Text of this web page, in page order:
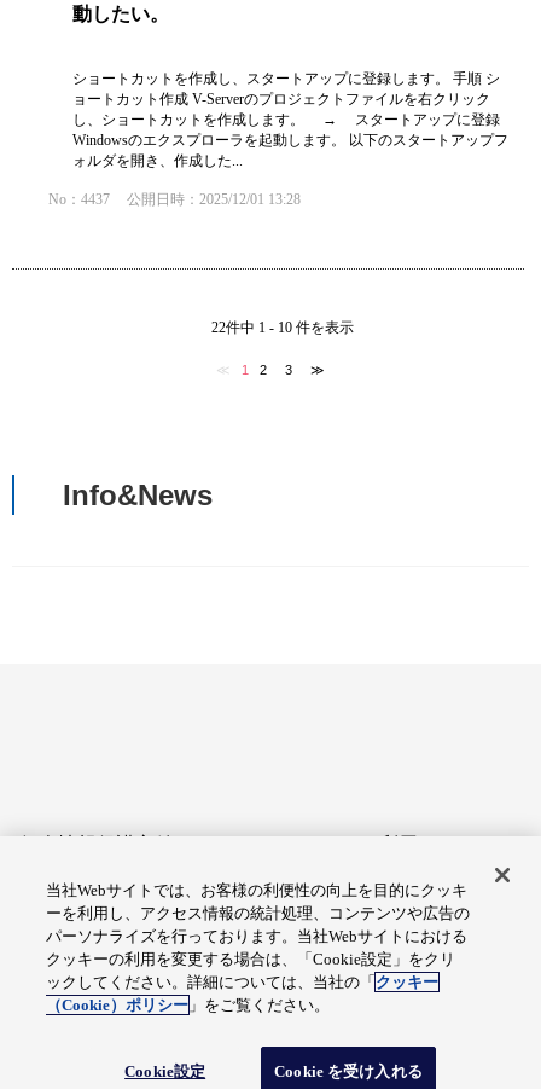
動したい。
ショートカットを作成し、スタートアップに登録します。 手順 シ
ョートカット作成 V-Serverのプロジェクトファイルを右クリック
し、ショートカットを作成します。 → スタートアップに登録
Windowsのエクスプローラを起動します。 以下のスタートアップフ
ォルダを開き、作成した...
No：4437 公開日時：2025/12/01 13:28
22件中 1 - 10 件を表示
≪ 1 2 3 ≫
Info&News
アクセシビリティへの対応
Cookie設定
総合サイトマップ
© Fuji Electric Co., Ltd.
当社Webサイトでは、お客様の利便性の向上を目的にクッキ
ーを利用し、アクセス情報の統計処理、コンテンツや広告の
パーソナライズを行っております。当社Webサイトにおける
クッキーの利用を変更する場合は、「Cookie設定」をクリ
ックしてください。詳細については、当社の「 クッキー
（Cookie）ポリシー 」をご覧ください。
Cookie設定 Cookie を受け入れる